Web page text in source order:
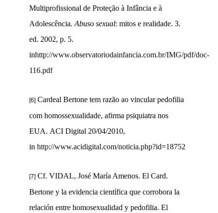
Multiprofissional de Proteção à Infância e à
Adolescência. Abuso sexual: mitos e realidade. 3.
ed. 2002, p. 5.
inhttp://www.observatoriodainfancia.com.br/IMG/pdf/doc-
116.pdf
[6] Cardeal Bertone tem razão ao vincular pedofilia
com homossexualidade, afirma psiquiatra nos
EUA. ACI Digital 20/04/2010,
in http://www.acidigital.com/noticia.php?id=18752
[7] Cf. VIDAL, José María Amenos. El Card.
Bertone y la evidencia científica que corrobora la
relación entre homosexualidad y pedofilia. El